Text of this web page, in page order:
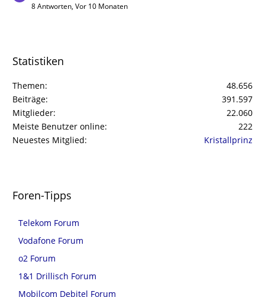
8 Antworten, Vor 10 Monaten
Statistiken
Themen
48.656
Beiträge
391.597
Mitglieder
22.060
Meiste Benutzer online
222
Neuestes Mitglied
Kristallprinz
Foren-Tipps
Telekom Forum
Vodafone Forum
o2 Forum
1&1 Drillisch Forum
Mobilcom Debitel Forum